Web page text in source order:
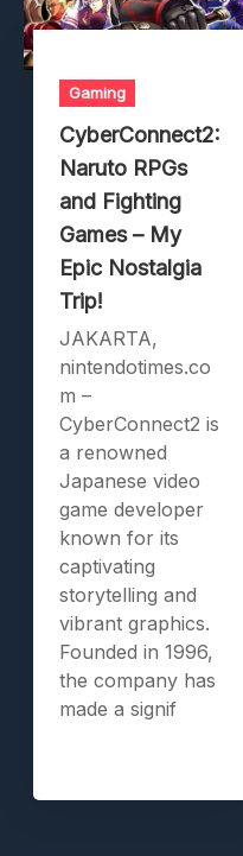
Gaming
CyberConnect2:
Naruto RPGs
and Fighting
Games – My
Epic Nostalgia
Trip!
JAKARTA,
nintendotimes.co
m –
CyberConnect2 is
a renowned
Japanese video
game developer
known for its
captivating
storytelling and
vibrant graphics.
Founded in 1996,
the company has
made a signif